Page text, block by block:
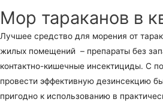
Мор тараканов в
Лучшее средство для морения от
жилых помещений – препараты без
контактно-кишечные инсектициды. С
провести эффективную дезинсекцию
пригодно к использованию в